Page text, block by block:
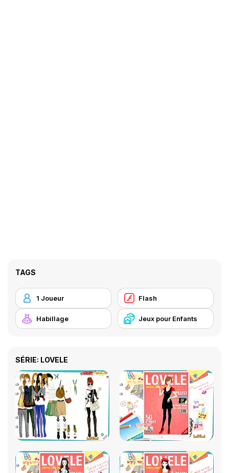
TAGS
1 Joueur Flash
Habillage Jeux pour Enfants
SÉRIE: LOVELE